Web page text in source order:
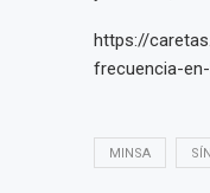
https://
frecuencia-
MINSA